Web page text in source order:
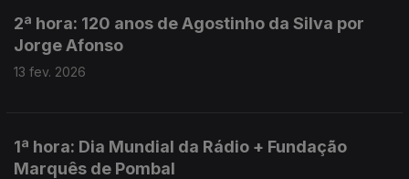
2ª hora: 120 anos de Agostinho da Silva por
Jorge Afonso
13 fev. 2026
1ª hora: Dia Mundial da Rádio + Fundação
Marquês de Pombal